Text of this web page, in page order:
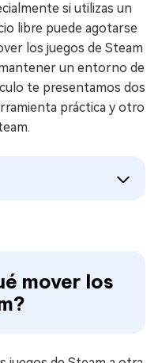
si utilizas un
libre puede agotarse
los juegos de Steam
un entorno de
te presentamos dos
práctica y otro
mover los